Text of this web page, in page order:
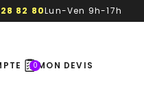
82 80Lun-Ven 9h-17h
0MON DEVIS